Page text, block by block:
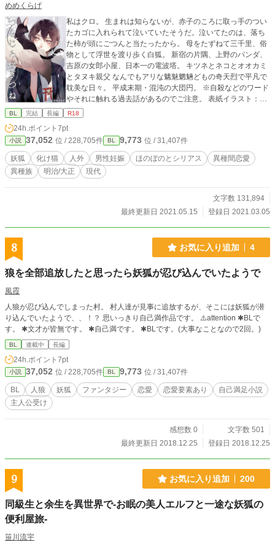
めめくらげ
私はクロ。 生まれは知らないが、赤子のころに取っ手のつい
たカゴに入れられて泣いていたそうだ。泣いてたのは、落ち
た柿が頭にごつんと当たったから。 母をたずねて三千里、俗
物として浮世を渡り歩く白狐。 新宿の片隅、上野のパンダ、
吉原の女郎小屋、日本一の電波塔。 キツネとネコとオオカミ
とタヌキ親父 なんでもアリな魑魅魍魎どもの奇天烈で平凡で
耽美な日々。 平成末期・混沌の大団円。 ※自殺などのワード
やそれに触れる過去話があるのでご注意。 表紙イラスト：お
すし様
BL 完結 長編 R18
24h.ポイント 7pt
小説 37,052 位 / 228,705件 BL 9,773 位 / 31,407件
妖狐 化け猫 人外 男性妊娠 ほのぼのとシリアス
異種間恋愛
異種族
明治/大正 現代
文字数 131,894
最終更新日 2021.05.15
登録日 2021.03.05
8 お気に入り追加 4
狼を全部追放したと思ったら妖狐が忍び込んでいたようで
風霞
人狼が忍び込んでしまった村。 村人達が見事に追放するが、そこには妖狐が潜
り込んでいたようで、、！？ 思いっきり自己満作品です。 ⚠️attention ✱BLで
す。 ✱文才が皆無です。 ✱自己満です。 ✱BLです。(大事なことなので2回。)
BL 連載中 長編
24h.ポイント 7pt
小説 37,052 位 / 228,705件 BL 9,773 位 / 31,407件
BL 人狼 妖狐 ファンタジー 恋愛 恋愛要素あり
自己満足小説
主人公受け
感想数 0
文字数 501
最終更新日 2018.12.25
登録日 2018.12.25
9 お気に入り追加 200
同級生と余生を異世界で-お眠の美人エルフと一途な妖狐の
便利屋旅-
笹川流宇